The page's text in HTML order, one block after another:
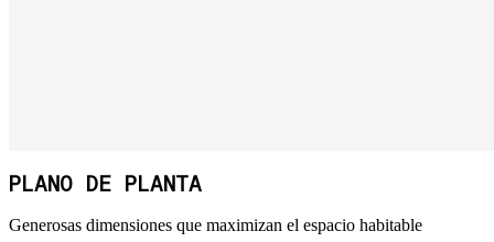
PLANO DE PLANTA
Generosas dimensiones que maximizan el espacio habitable